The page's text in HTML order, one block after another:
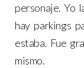
personaje. Yo
hay parkings
estaba. Fue
mismo.